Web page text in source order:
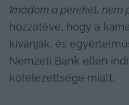
Imádom a pereket, nem
hozzátéve, hogy a
kívánják, és
Nemzeti Bank ellen
kötelezettsége miatt.